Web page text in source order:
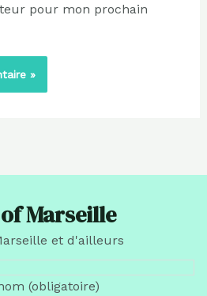
pour mon prochain
Marseille
et d'ailleurs
(obligatoire)